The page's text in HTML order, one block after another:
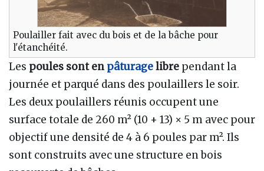
Poulailler fait avec du bois et de la bâche pour
l'étanchéité.
Les poules sont en pâturagelibre pendant la
journée et parqué dans des poulaillers le soir.
Les deux poulaillers réunis occupent une
surface totale de 260 m² (10 + 13) × 5 m avec pour
objectif une densité de 4 à 6 poules par m². Ils
sont construits avec une structure en bois